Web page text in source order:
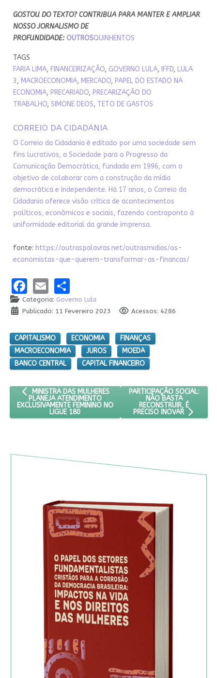
GOSTOU DO TEXTO? CONTRIBUA PARA MANTER E AMPLIAR
NOSSO JORNALISMO DE
PROFUNDIDADE: OUTROSQUINHENTOS
TAGS
FARIA LIMA, FINANCEIRIZAÇÃO, GOVERNO LULA, IFFD, LULA
3, MACROECONOMIA, MERCADO, PAPEL DO ESTADO NA
ECONOMIA, PRECARIADO, PRECARIZAÇÃO DO
TRABALHO, SIMONE DEOS, TETO DE GASTOS
CORREIO DA CIDADANIA
O Correio da Cidadania é editado por uma sociedade sem
fins lucrativos, a Sociedade para o Progresso da
Comunicação Democrática, fundada em 1996, com o
objetivo de colaborar com a construção da mídia
democrática e independente. Há 17 anos, o Correio da
Cidadania oferece visão crítica de acontecimentos
políticos, econômicos e sociais, fazendo contraponto à
uniformidade editorial da grande imprensa.
fonte: https://outraspalavras.net/outrasmidias/os-
economistas-que-querem-transformar-as-financas/
Facebook
EmailShare
Categoria: Governo Lula
Publicado: 11 Fevereiro 2023
Acessos: 4286
CAPITALISMO ECONOMIA
FINANÇAS
MACROECONOMIA
JUROS
MOEDA
BANCO CENTRAL
CAPITAL FINANCEIRO
ARTIGO ANTERIOR: MINISTRA DAS MULHERES PLANEJA
MINISTRA DAS MULHERES
PLANEJA ATENDIMENTO
EXCLUSIVAMENTE FEMININO NO
LIGUE 180
PRÓXIMO ARTIGO:
PARTICIPAÇÃO SOCIAL:
NÃO BASTA
RECONSTRUIR, É
PRECISO INOVAR